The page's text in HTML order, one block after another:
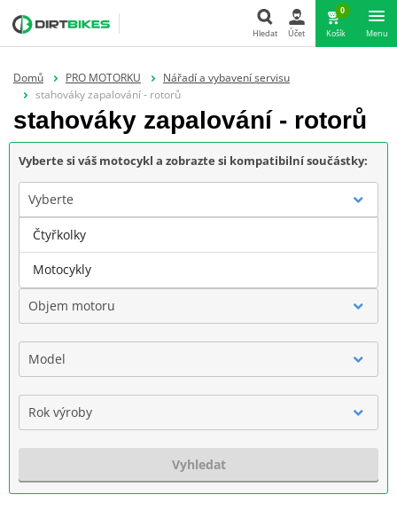
Hledat Účet
0
Košík Menu
Domů PRO MOTORKU
Nářadí a vybavení servisu
stahováky zapalování - rotorů
stahováky zapalování - rotorů
Vyberte si váš motocykl a zobrazte si kompatibilní součástky:
Vyberte
Značka
Objem motoru
Model
Rok výroby
Vyhledat
Čtyřkolky
Motocykly